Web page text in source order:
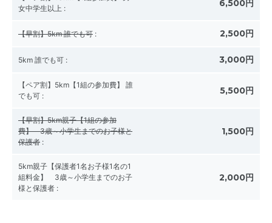
女中学生以上 : 6,500円
【早割】5km 誰でも可 : 2,500円
5km 誰でも可 : 3,000円
【ペア割】5km【1組の参加費】 誰
でも可 : 5,500円
【早割】5km親子【1組の参加
費】 3歳～小学生までのお子様と
保護者 :
1,500円
5km親子【保護者1名お子様1名の1
組料金】 3歳～小学生までのお子
様と保護者 :
2,000円